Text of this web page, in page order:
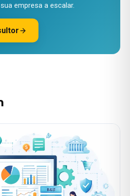
empresa a escalar.